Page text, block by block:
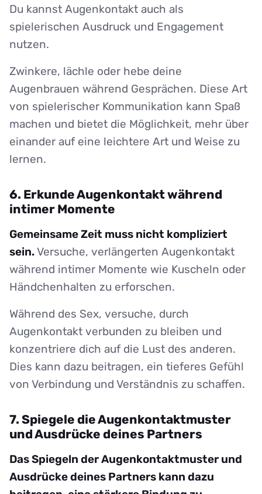
Du kannst Augenkontakt auch als
spielerischen Ausdruck und Engagement
nutzen.
Zwinkere, lächle oder hebe deine
Augenbrauen während Gesprächen. Diese Art
von spielerischer Kommunikation kann Spaß
machen und bietet die Möglichkeit, mehr über
einander auf eine leichtere Art und Weise zu
lernen.
6. Erkunde Augenkontakt während
intimer Momente
Gemeinsame Zeit muss nicht kompliziert
sein.Versuche, verlängerten Augenkontakt
während intimer Momente wie Kuscheln oder
Händchenhalten zu erforschen.
Während des Sex, versuche, durch
Augenkontakt verbunden zu bleiben und
konzentriere dich auf die Lust des anderen.
Dies kann dazu beitragen, ein tieferes Gefühl
von Verbindung und Verständnis zu schaffen.
7. Spiegele die Augenkontaktmuster
und Ausdrücke deines Partners
Das Spiegeln der Augenkontaktmuster und
Ausdrücke deines Partners kann dazu